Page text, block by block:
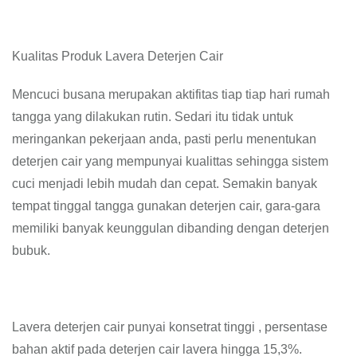
Kualitas Produk Lavera Deterjen Cair
Mencuci busana merupakan aktifitas tiap tiap hari rumah
tangga yang dilakukan rutin. Sedari itu tidak untuk
meringankan pekerjaan anda, pasti perlu menentukan
deterjen cair yang mempunyai kualittas sehingga sistem
cuci menjadi lebih mudah dan cepat. Semakin banyak
tempat tinggal tangga gunakan deterjen cair, gara-gara
memiliki banyak keunggulan dibanding dengan deterjen
bubuk.
Lavera deterjen cair punyai konsetrat tinggi , persentase
bahan aktif pada deterjen cair lavera hingga 15,3%.